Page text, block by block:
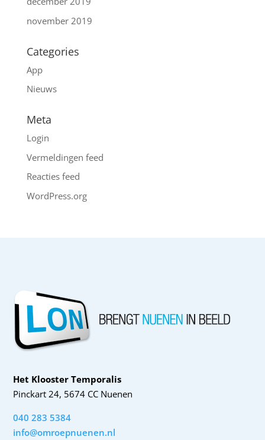
november 2019
Categories
App
Nieuws
Meta
Login
Vermeldingen feed
Reacties feed
WordPress.org
Het Klooster Temporalis
Pinckart 24, 5674 CC Nuenen
040 283 5384
info@omroepnuenen.nl